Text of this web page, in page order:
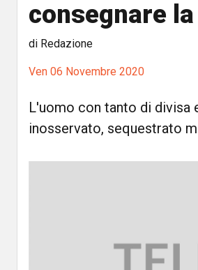
consegnare
di Redazione
Ven 06 Novembre 2020
L'uomo con tanto di divisa
inosservato, sequestrato